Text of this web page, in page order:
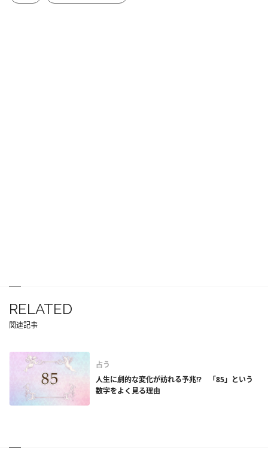
RELATED
関連記事
占う
人生に劇的な変化が訪れる予兆!? 「85」という
数字をよく見る理由